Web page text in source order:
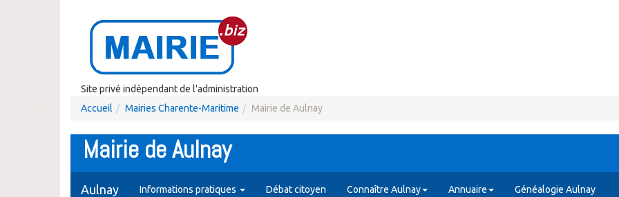
Site privé indépendant de l'administration
Accueil
Mairies Charente-Maritime Mairie de Aulnay
Mairie de Aulnay
Aulnay Informations pratiques Débat citoyen Connaître Aulnay Annuaire Généalogie Aulnay